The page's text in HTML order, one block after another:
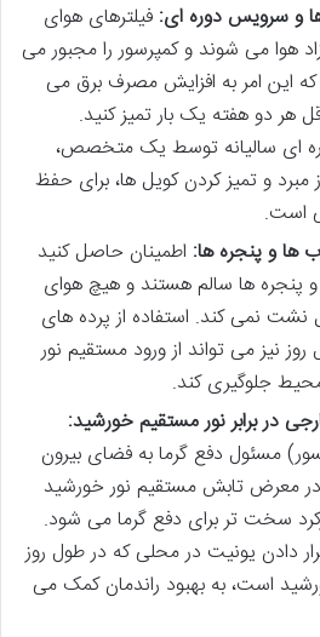
و سرویس دوره ای: فیلترهای هوای
هوا می شوند و کمپرسور را مجبور می
این امر به افزایش مصرف برق می
هر دو هفته یک بار تمیز کنید.
ای سالیانه توسط یک متخصص،
و تمیز کردن کویل ها، برای حفظ
است.
ها و پنجره ها: اطمینان حاصل کنید
پنجره ها سالم هستند و هیچ هوای
نشت نمی کند. استفاده از پرده های
نیز می تواند از ورود مستقیم نور
جلوگیری کند.
در برابر نور مستقیم خورشید:
مسئول دفع گرما به فضای بیرون
معرض تابش مستقیم نور خورشید
سخت تر برای دفع گرما می شود.
دادن یونیت در محلی که در طول روز
است، به بهبود راندمان کمک می